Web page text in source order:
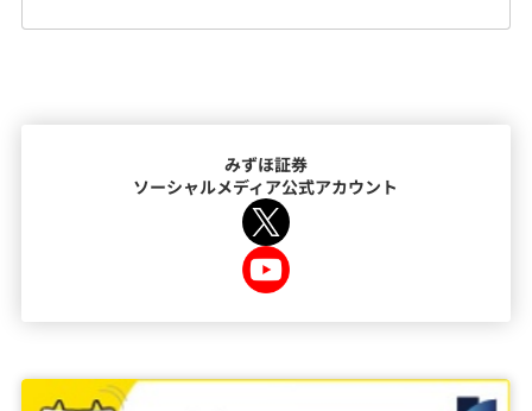
みずほ証券
ソーシャルメディア公式アカウント